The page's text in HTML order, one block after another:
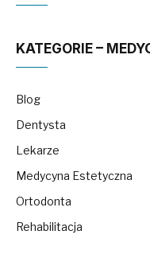
KATEGORIE –
Blog
Dentysta
Lekarze
Medycyna Estetyczna
Ortodonta
Rehabilitacja